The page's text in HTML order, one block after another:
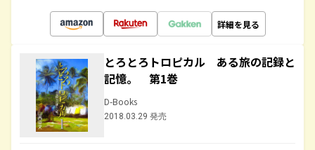
詳細を見る
とろとろトロピカル ある旅の記録と
記憶。 第1巻
D-Books
2018.03.29 発売